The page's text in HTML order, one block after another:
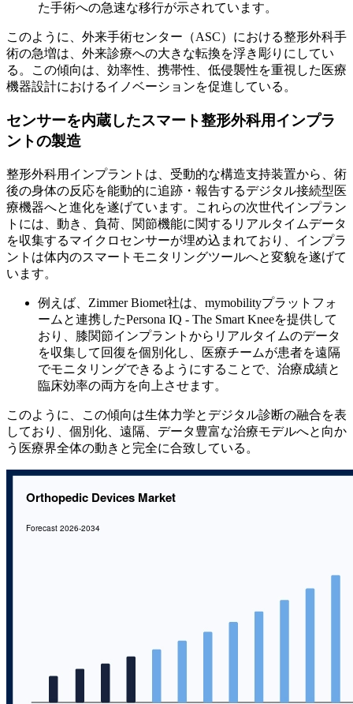
た手術への急速な移行が示されています。
このように、外来手術センター（ASC）における整形外科手
術の急増は、外来診療への大きな転換を浮き彫りにしてい
る。この傾向は、効率性、携帯性、低侵襲性を重視した医療
機器設計におけるイノベーションを促進している。
センサーを内蔵したスマート整形外科用インプラ
ントの製造
整形外科用インプラントは、受動的な構造支持装置から、術
後の身体の反応を能動的に追跡・報告するデジタル接続型医
療機器へと進化を遂げています。これらの次世代インプラン
トには、動き、負荷、関節機能に関するリアルタイムデータ
を収集するマイクロセンサーが埋​​め込まれており、インプラ
ントは体内のスマートモニタリングツールへと変貌を遂げて
います。
例えば、Zimmer Biomet社は、mymobilityプラットフォ
ームと連携したPersona IQ - The Smart Kneeを提供して
おり、膝関節インプラントからリアルタイムのデータ
を収集して回復を個別化し、医療チームが患者を遠隔
でモニタリングできるようにすることで、治療成績と
臨床効率の両方を向上させます。
このように、この傾向は生体力学とデジタル診断の融合を表
しており、個別化、遠隔、データ豊富な治療モデルへと向か
う医療界全体の動きと完全に合致している。